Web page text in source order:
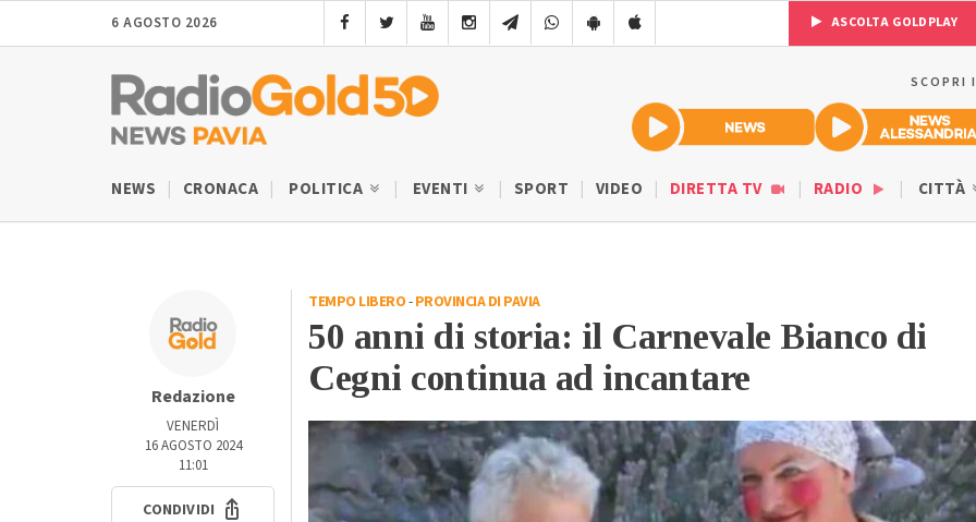
6 AGOSTO 2026 ASCOLTA GOLDPLAY
SCOPRI
NEWS CRONACA POLITICA EVENTI SPORT VIDEO DIRETTA TV RADIO CITTÀ
Redazione
VENERDÌ
16 AGOSTO 2024
11:01
CONDIVIDI
TEMPO LIBERO-PROVINCIA DI PAVIA
50 anni di storia: il Carnevale Bianco di
Cegni continua ad incantare